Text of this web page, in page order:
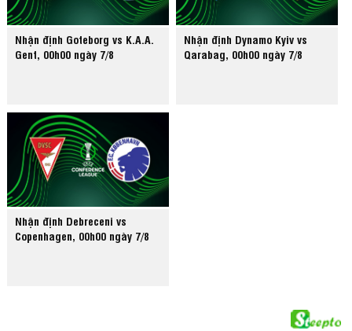
Nhận định Goteborg vs K.A.A.
Gent, 00h00 ngày 7/8
Nhận định Dynamo Kyiv vs
Qarabag, 00h00 ngày 7/8
Nhận định Debreceni vs
Copenhagen, 00h00 ngày 7/8